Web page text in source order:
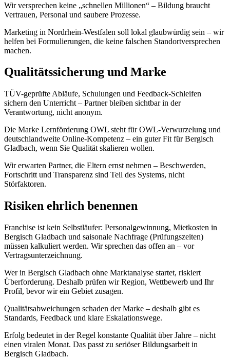
Wir versprechen keine „schnellen Millionen“ – Bildung braucht
Vertrauen, Personal und saubere Prozesse.
Marketing in Nordrhein-Westfalen soll lokal glaubwürdig sein – wir
helfen bei Formulierungen, die keine falschen Standortversprechen
machen.
Qualitätssicherung und Marke
TÜV-geprüfte Abläufe, Schulungen und Feedback-Schleifen
sichern den Unterricht – Partner bleiben sichtbar in der
Verantwortung, nicht anonym.
Die Marke Lernförderung OWL steht für OWL-Verwurzelung und
deutschlandweite Online-Kompetenz – ein guter Fit für Bergisch
Gladbach, wenn Sie Qualität skalieren wollen.
Wir erwarten Partner, die Eltern ernst nehmen – Beschwerden,
Fortschritt und Transparenz sind Teil des Systems, nicht
Störfaktoren.
Risiken ehrlich benennen
Franchise ist kein Selbstläufer: Personalgewinnung, Mietkosten in
Bergisch Gladbach und saisonale Nachfrage (Prüfungszeiten)
müssen kalkuliert werden. Wir sprechen das offen an – vor
Vertragsunterzeichnung.
Wer in Bergisch Gladbach ohne Marktanalyse startet, riskiert
Überforderung. Deshalb prüfen wir Region, Wettbewerb und Ihr
Profil, bevor wir ein Gebiet zusagen.
Qualitätsabweichungen schaden der Marke – deshalb gibt es
Standards, Feedback und klare Eskalationswege.
Erfolg bedeutet in der Regel konstante Qualität über Jahre – nicht
einen viralen Monat. Das passt zu seriöser Bildungsarbeit in
Bergisch Gladbach.